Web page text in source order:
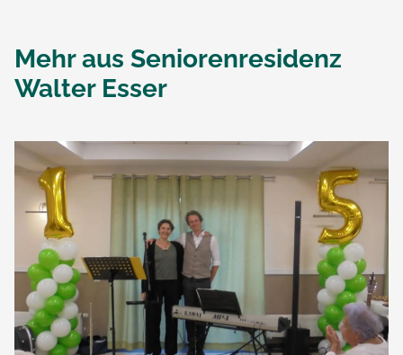
Mehr aus Seniorenresidenz
Walter Esser